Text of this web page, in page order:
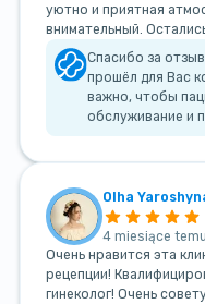
уютно и приятная
внимательный.
Спасибо за
прошёл для Вас
важно, чтобы
обслуживание и
Olha
4 miesiące temu
Очень нравится эта
рецепции!
гинеколог! Очень